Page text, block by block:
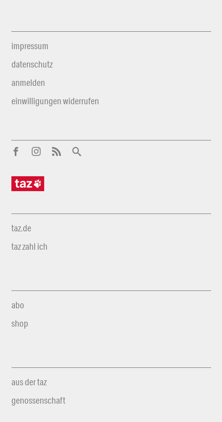
impressum
datenschutz
anmelden
einwilligungen widerrufen
taz.de
taz zahl ich
abo
shop
aus der taz
genossenschaft